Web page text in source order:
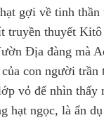
gợi về tinh thần
truyền thuyết
Địa đàng mà
con người trần
vỏ để nhìn thấy
hạt ngọc, là ẩn